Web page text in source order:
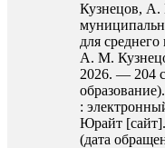
Кузнецов, А.
для
А. М.
2026. — 204
:
Юрайт
(дата